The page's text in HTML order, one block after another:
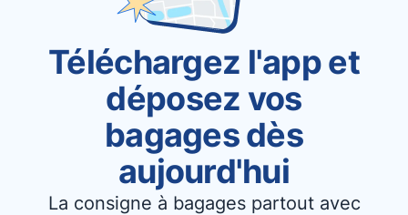
Téléchargez l'app et
déposez vos
bagages dès
aujourd'hui
La consigne à bagages partout avec